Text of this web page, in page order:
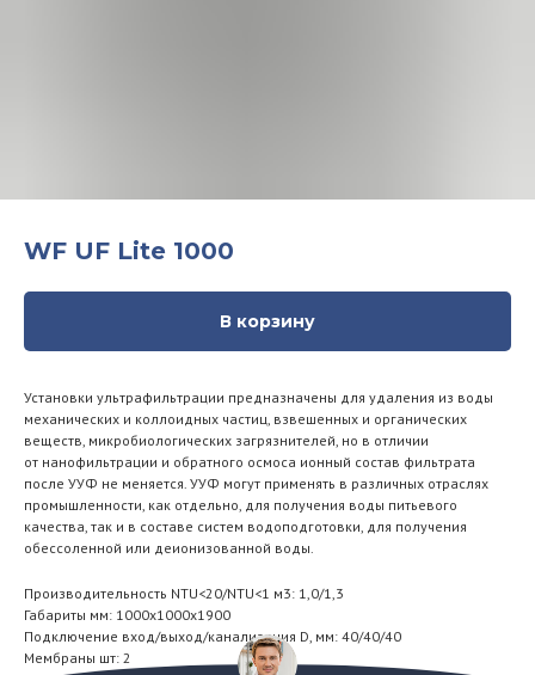
WF UF Lite 1000
В корзину
Установки ультрафильтрации предназначены для удаления из воды
механических и коллоидных частиц, взвешенных и органических
веществ, микробиологических загрязнителей, но в отличии
от нанофильтрации и обратного осмоса ионный состав фильтрата
после УУФ не меняется. УУФ могут применять в различных отраслях
промышленности, как отдельно, для получения воды питьевого
качества, так и в составе систем водоподготовки, для получения
обессоленной или деионизованной воды.
Производительность NTU<20/NTU<1 м3: 1,0/1,3
Габариты мм: 1000х1000х1900
Подключение вход/выход/канализация D, мм: 40/40/40
Мембраны шт: 2